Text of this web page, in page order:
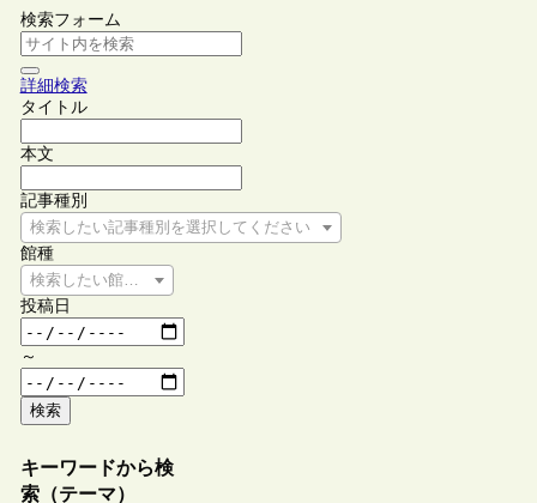
検索フォーム
詳細検索
タイトル
本文
記事種別
検索したい記事種別を選択してください
館種
検索したい館種を選択してください
投稿日
～
検索
キーワードから検
索（テーマ）